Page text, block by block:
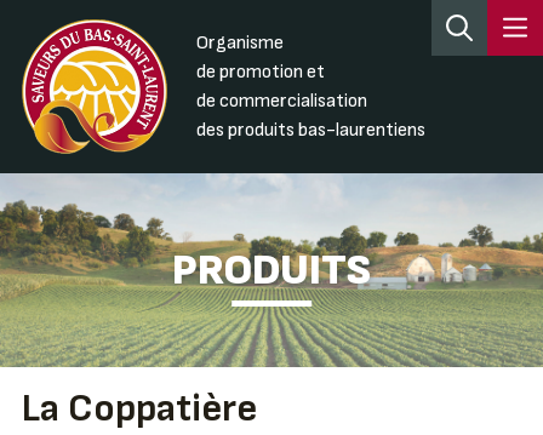
Organisme
de promotion et
de commercialisation
des produits bas-laurentiens
PRODUITS
La Coppatière